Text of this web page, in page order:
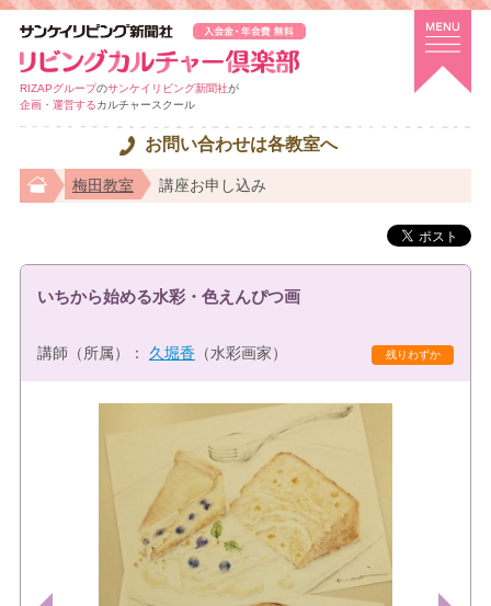
RIZAPグループのサンケイリビング新聞社が
企画・運営するカルチャースクール
お問い合わせは各教室へ
梅田教室 講座お申し込み
残りわずか
いちから始める水彩・色えんぴつ画
講師（所属）： 久堀香（水彩画家）